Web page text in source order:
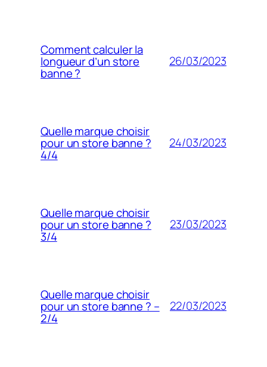
Comment calculer la
longueur d’un store
banne ?
26/03/2023
Quelle marque choisir
pour un store banne ?
4/4
24/03/2023
Quelle marque choisir
pour un store banne ?
3/4
23/03/2023
Quelle marque choisir
pour un store banne ? –
2/4
22/03/2023